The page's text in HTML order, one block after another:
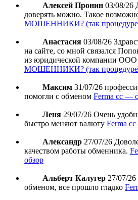
Алексей Пронин 03/08/26
доверять можно. Такое
МОШЕННИКИ? (так процедуре
Анастасия 03/08/26
на сайте, со мной связался
из юридической компании
МОШЕННИКИ? (так процедуре
Максим 31/07/26
помогли с обменом Ferma cc —
Леня 29/07/26 Очень
быстро меняют валюту Ferma
Александр 27/07/26
качеством работы обменника.
обзор
Альберт Калугер 27/07/26
обменом, все прошло гладко